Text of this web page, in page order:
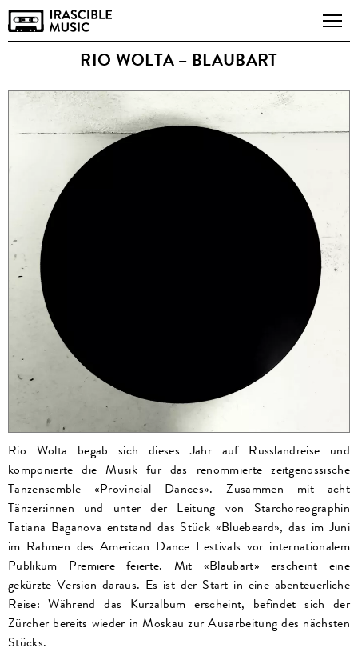
RIO WOLTA – BLAUBART
Rio Wolta begab sich dieses Jahr auf Russlandreise und
komponierte die Musik für das renommierte zeitgenössische
Tanzensemble «Provincial Dances». Zusammen mit acht
Tänzer:innen und unter der Leitung von Starchoreographin
Tatiana Baganova entstand das Stück «Bluebeard», das im Juni
im Rahmen des American Dance Festivals vor internationalem
Publikum Premiere feierte. Mit «Blaubart» erscheint eine
gekürzte Version daraus. Es ist der Start in eine abenteuerliche
Reise: Während das Kurzalbum erscheint, befindet sich der
Zürcher bereits wieder in Moskau zur Ausarbeitung des nächsten
Stücks.